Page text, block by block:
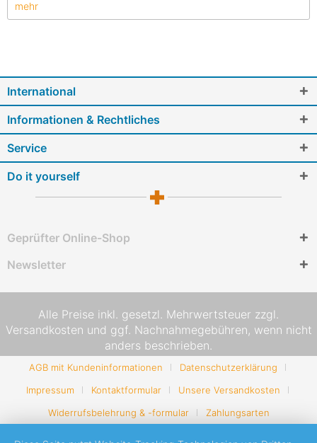
mehr
International
Informationen & Rechtliches
Service
Do it yourself
Geprüfter Online-Shop
Newsletter
Alle Preise inkl. gesetzl. Mehrwertsteuer zzgl.
Versandkosten und ggf. Nachnahmegebühren, wenn nicht
anders beschrieben.
AGB mit Kundeninformationen
Datenschutzerklärung
Impressum
Kontaktformular
Unsere Versandkosten
Widerrufsbelehrung & -formular
Zahlungsarten